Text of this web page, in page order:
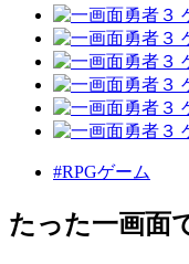
#RPGゲーム
たった一画面